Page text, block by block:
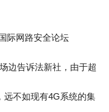
际网路安全论坛
边告诉法新社，由于超
远不如现有4G系统的集